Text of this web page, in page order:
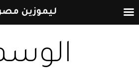
إلى
ليموزين